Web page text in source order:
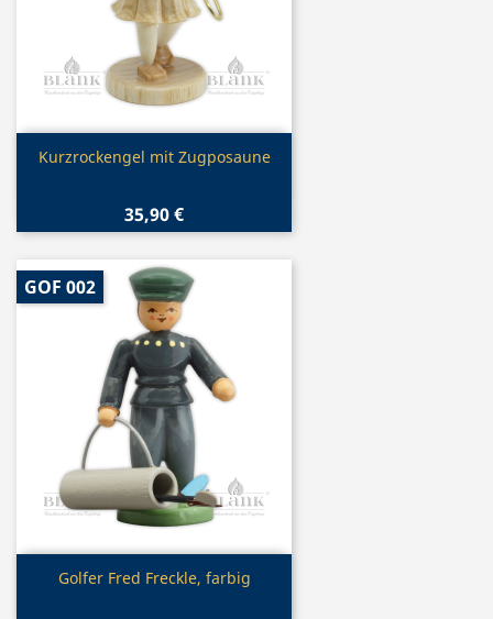
Vorschau
Kurzrockengel mit Zugposaune
35,90 €
Vorschau
Golfer Fred Freckle, farbig
GOF 002